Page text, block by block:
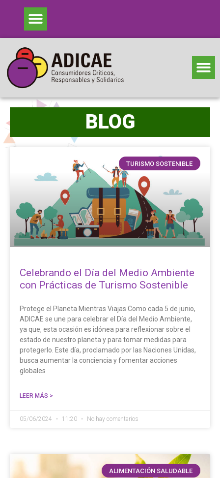
BLOG
TURISMO SOSTENIBLE
Celebrando el Día del Medio Ambiente
con Prácticas de Turismo Sostenible
Protege el Planeta Mientras Viajas Como cada 5 de junio,
ADICAE se une para celebrar el Día del Medio Ambiente,
ya que, esta ocasión es idónea para reflexionar sobre el
estado de nuestro planeta y para tomar medidas para
protegerlo. Este día, proclamado por las Naciones Unidas,
busca aumentar la conciencia y fomentar acciones
globales
LEER MÁS >
05/06/2024 11:20 No hay comentarios
ALIMENTACIÓN SALUDABLE